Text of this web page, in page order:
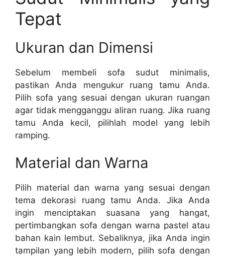
Tepat
Ukuran dan Dimensi
Sebelum membeli sofa sudut minimalis,
pastikan Anda mengukur ruang tamu Anda.
Pilih sofa yang sesuai dengan ukuran ruangan
agar tidak mengganggu aliran ruang. Jika ruang
tamu Anda kecil, pilihlah model yang lebih
ramping.
Material dan Warna
Pilih material dan warna yang sesuai dengan
tema dekorasi ruang tamu Anda. Jika Anda
ingin menciptakan suasana yang hangat,
pertimbangkan sofa dengan warna pastel atau
bahan kain lembut. Sebaliknya, jika Anda ingin
tampilan yang lebih modern, pilih sofa dengan